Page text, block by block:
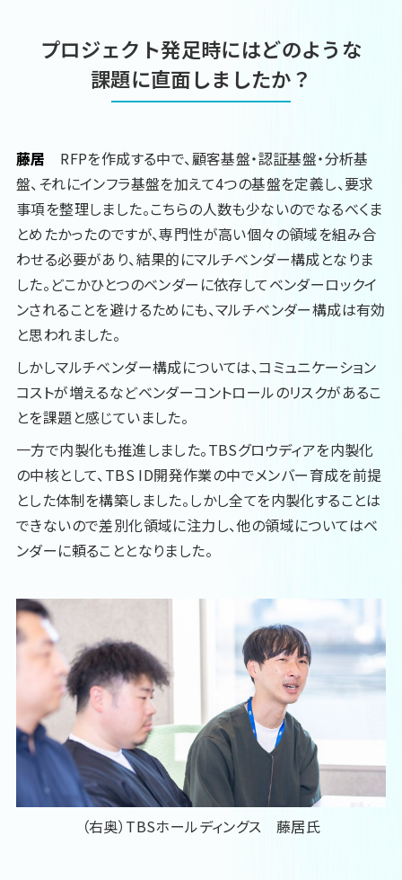
プロジェクト発足時にはどのような
課題に直面しましたか？
藤居 RFPを作成する中で、顧客基盤・認証基盤・分析基
盤、それにインフラ基盤を加えて4つの基盤を定義し、要求
事項を整理しました。こちらの人数も少ないのでなるべくま
とめたかったのですが、専門性が高い個々の領域を組み合
わせる必要があり、結果的にマルチベンダー構成となりま
した。どこかひとつのベンダーに依存してベンダーロックイ
ンされることを避けるためにも、マルチベンダー構成は有効
と思われました。
しかしマルチベンダー構成については、コミュニケーション
コストが増えるなどベンダーコントロールのリスクがあるこ
とを課題と感じていました。
一方で内製化も推進しました。TBSグロウディアを内製化
の中核として、TBS ID開発作業の中でメンバー育成を前提
とした体制を構築しました。しかし全てを内製化することは
できないので差別化領域に注力し、他の領域についてはベ
ンダーに頼ることとなりました。
（右奥）TBSホールディングス 藤居氏